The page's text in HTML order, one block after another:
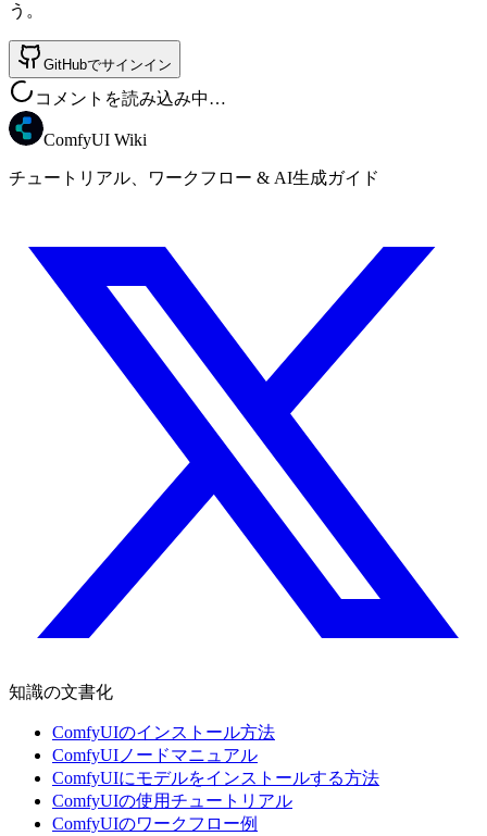
う。
GitHubでサインイン
コメントを読み込み中…
ComfyUI Wiki
チュートリアル、ワークフロー & AI生成ガイド
知識の文書化
ComfyUIのインストール方法
ComfyUIノードマニュアル
ComfyUIにモデルをインストールする方法
ComfyUIの使用チュートリアル
ComfyUIのワークフロー例